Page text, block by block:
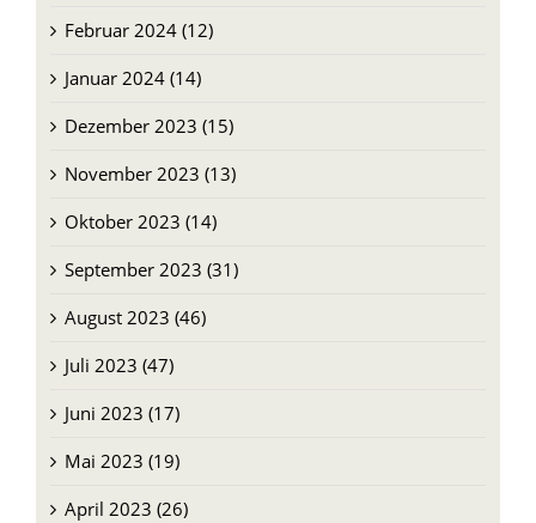
Februar 2024 (12)
Januar 2024 (14)
Dezember 2023 (15)
November 2023 (13)
Oktober 2023 (14)
September 2023 (31)
August 2023 (46)
Juli 2023 (47)
Juni 2023 (17)
Mai 2023 (19)
April 2023 (26)